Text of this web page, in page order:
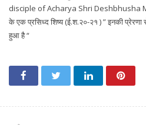
disciple of Acharya Shri Deshbhusha
के एक प्रसिध्द शिष्य (ई.श.२०-२१ ) ” इनकी प्रेरणा से
हुआ है “